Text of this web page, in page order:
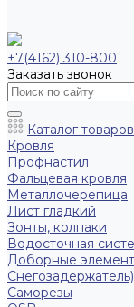
+7(4162) 310-800
Заказать звонок
Каталог товаров
Кровля
Профнастил
Фальцевая кровля
Металлочерепица
Лист гладкий
Зонты, колпаки
Водосточная
Доборные
Снегозадержатель)
Саморезы